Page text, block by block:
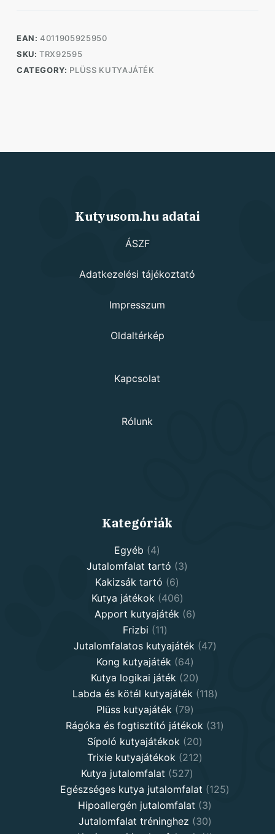
EAN:4011905925950
SKU:TRX92595
CATEGORY: PLÜSS KUTYAJÁTÉK
Kutyusom.hu adatai
ÁSZF
Adatkezelési tájékoztató
Impresszum
Oldaltérkép
Kapcsolat
Rólunk
Kategóriák
Egyéb 44
products
Jutalomfalat tartó 33
Kakizsák tartó 66
products
Kutya játékok 406406
products
Apport kutyajáték 66
Frizbi 1111
products
Jutalomfalatos kutyajáték 4747
Kong kutyajáték 6464
products
Kutya logikai játék 2020
products
Labda és kötél kutyajáték 118118
Plüss kutyajáték 7979
products
Rágóka és fogtisztító játékok 3131
Sípoló kutyajátékok 2020
products
Trixie kutyajátékok 212212
Kutya jutalomfalat 527527
products
Egészséges kutya jutalomfalat 125125
Hipoallergén jutalomfalat 33
products
Jutalomfalat tréninghez 3030